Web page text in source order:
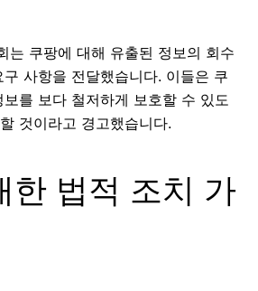
는 쿠팡에 대해 유출된 정보의 회수
사항을 전달했습니다. 이들은 쿠
를 보다 철저하게 보호할 수 있도
것이라고 경고했습니다.
한 법적 조치 가